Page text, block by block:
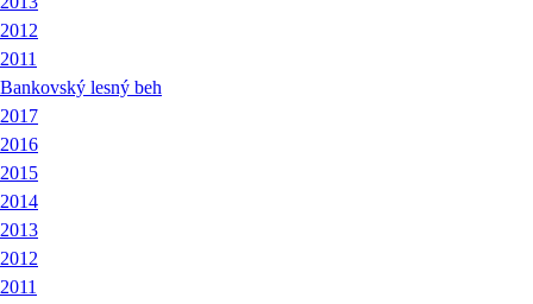
2012
2011
Bankovský lesný beh
2017
2016
2015
2014
2013
2012
2011